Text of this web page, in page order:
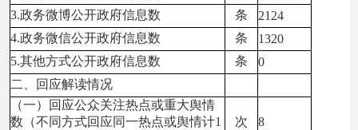
3.政务微博公开政府信息数
条
2124
4.政务微信公开政府信息数
条
1320
5.其他方式公开政府信息数
条
0
二、回应解读情况
（一）回应公众关注热点或重大舆情
数（不同方式回应同一热点或舆情计1
次 8